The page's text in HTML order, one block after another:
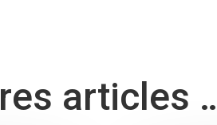
articles